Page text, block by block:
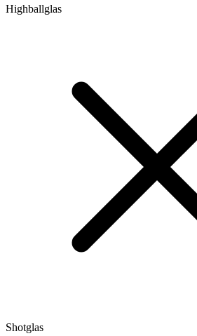
Highballglas
Shotglas